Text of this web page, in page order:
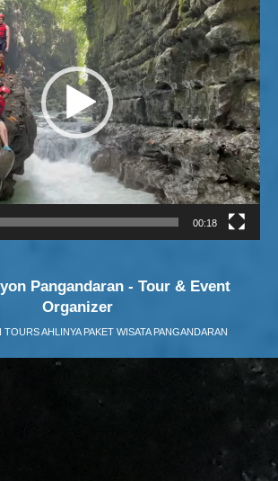
00:18
Pangandaran - Tour & Event
Organizer
TOURS AHLINYA PAKET WISATA PANGANDARAN